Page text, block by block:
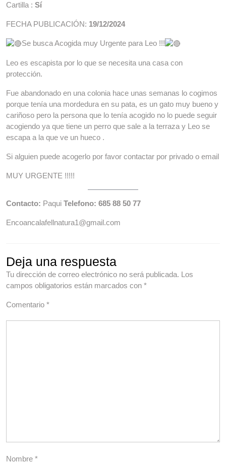
Cartilla : Sí
FECHA PUBLICACIÓN: 19/12/2024
Se busca Acogida muy Urgente para Leo !!!
Leo es escapista por lo que se necesita una casa con
protección.
Fue abandonado en una colonia hace unas semanas lo cogimos
porque tenía una mordedura en su pata, es un gato muy bueno y
cariñoso pero la persona que lo tenía acogido no lo puede seguir
acogiendo ya que tiene un perro que sale a la terraza y Leo se
escapa a la que ve un hueco .
Si alguien puede acogerlo por favor contactar por privado o email
MUY URGENTE !!!!!
Contacto: Paqui Telefono: 685 88 50 77
Encoancalafellnatura1@gmail.com
Deja una respuesta
Tu dirección de correo electrónico no será publicada. Los
campos obligatorios están marcados con *
Comentario *
Nombre *